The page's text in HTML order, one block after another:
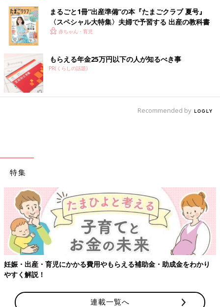
まるごと1冊“出産準備”の本『たまごクラブ 夏号』
〈スペシャル大特集〉夫婦で予習する 出産の教科書
赤ちゃん・育児
もらえる年金25万円以下の人が知るべき事
PR(くらしの話題)
Recommended by
特集
かかる費用やもらえる補助金・助成金をわかり
【ワクチン接種
連載一覧へ